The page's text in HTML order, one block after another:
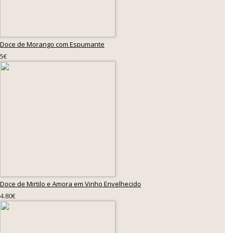
Doce de Morango com Espumante
5€
Doce de Mirtilo e Amora em Vinho Envelhecido
4.80€